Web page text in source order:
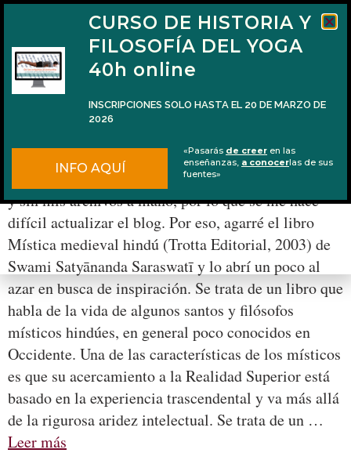
La experiencia mística y un poema
Estoy de viaje, con la rutina cambiada, poco tiempo
y sin mis archivos a mano, por lo que se me hace
difícil actualizar el blog. Por eso, agarré el libro
Mística medieval hindú (Trotta Editorial, 2003) de
Swami Satyānanda Saraswatī y lo abrí un poco al
azar en busca de inspiración. Se trata de un libro que
habla de la vida de algunos santos y filósofos
místicos hindúes, en general poco conocidos en
Occidente. Una de las características de los místicos
es que su acercamiento a la Realidad Superior está
basado en la experiencia trascendental y va más allá
de la rigurosa aridez intelectual. Se trata de un …
Leer más
CURSO DE HISTORIA Y
FILOSOFÍA DEL YOGA
40h online
INSCRIPCIONES SOLO HASTA EL 20 DE MARZO DE
2026
INFO AQUÍ
«Pasarás de creer en las
enseñanzas, a conocerlas de sus
fuentes»